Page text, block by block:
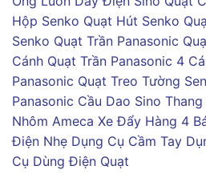
Hộp Senko Quạt Hút Senko
Senko Quạt Trần Panasonic
Cánh Quạt Trần Panasonic 4
Panasonic Quạt Treo Tường
Panasonic Cầu Dao Sino
Nhôm Ameca Xe Đẩy Hàng 4
Điện Nhẹ Dụng Cụ Cầm Tay
Cụ Dùng Điện Quạt